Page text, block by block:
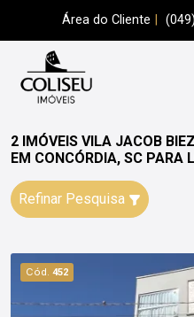
Área do Cliente
2 IMÓVEIS VILA JACOB
EM CONCÓRDIA, SC PARA
Refinar Pesquisa
Cód. 452